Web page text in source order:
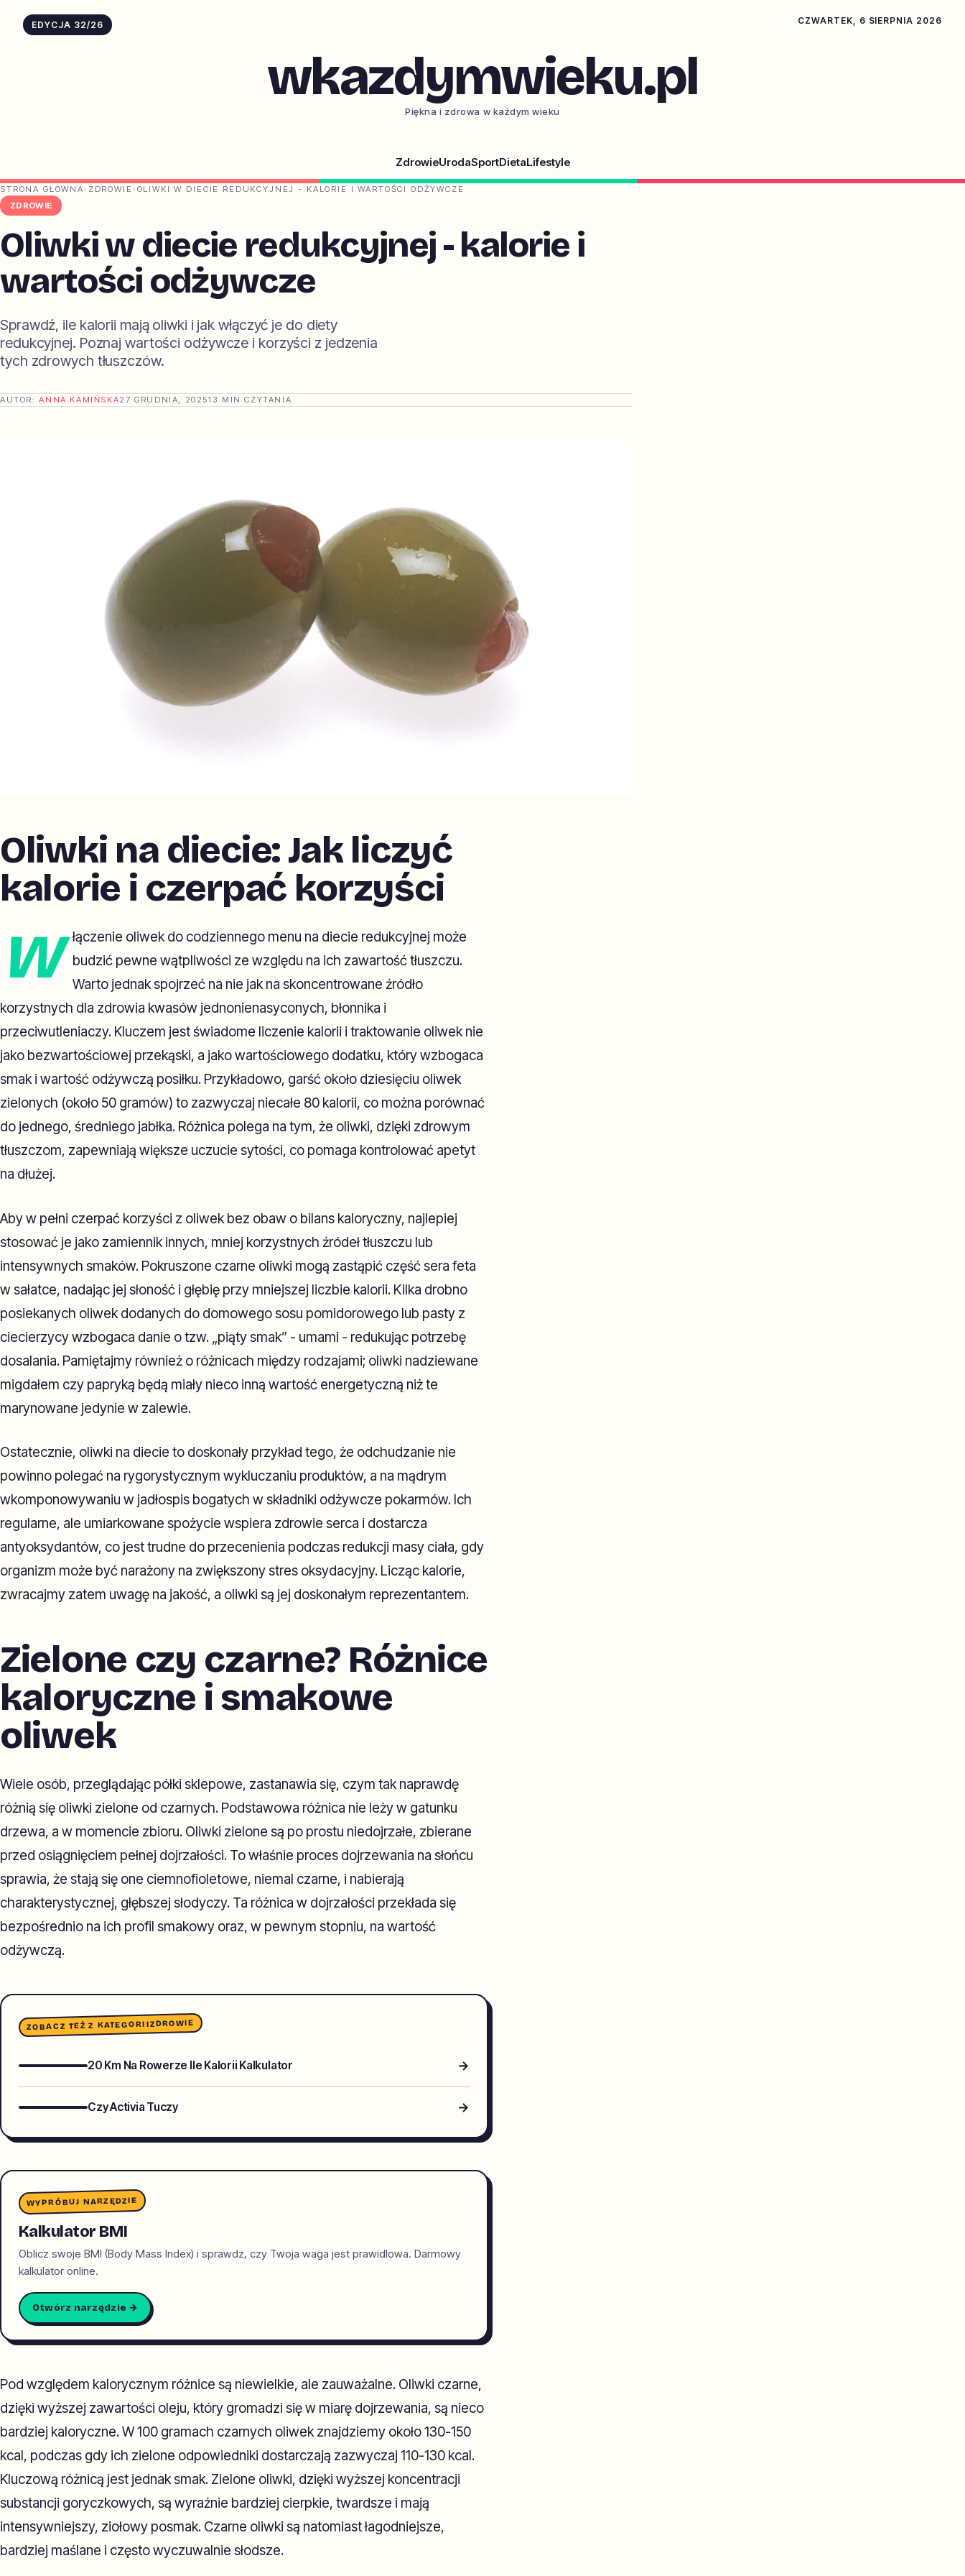
EDYCJA 32/26 CZWARTEK, 6 SIERPNIA 2026
wkazdymwieku.pl
Piękna i zdrowa w każdym wieku
ZdrowieUrodaSportDietaLifestyle
STRONA GŁÓWNA › ZDROWIE › OLIWKI W DIECIE REDUKCYJNEJ - KALORIE I WARTOŚCI ODŻYWCZE
ZDROWIE
Oliwki w diecie redukcyjnej - kalorie i
wartości odżywcze
Sprawdź, ile kalorii mają oliwki i jak włączyć je do diety
redukcyjnej. Poznaj wartości odżywcze i korzyści z jedzenia
tych zdrowych tłuszczów.
AUTOR:ANNA KAMIŃSKA27 GRUDNIA, 202513 MIN CZYTANIA
Oliwki na diecie: Jak liczyć
kalorie i czerpać korzyści
W
łączenie oliwek do codziennego menu na diecie redukcyjnej może
budzić pewne wątpliwości ze względu na ich zawartość tłuszczu.
Warto jednak spojrzeć na nie jak na skoncentrowane źródło
korzystnych dla zdrowia kwasów jednonienasyconych, błonnika i
przeciwutleniaczy. Kluczem jest świadome liczenie kalorii i traktowanie oliwek nie
jako bezwartościowej przekąski, a jako wartościowego dodatku, który wzbogaca
smak i wartość odżywczą posiłku. Przykładowo, garść około dziesięciu oliwek
zielonych (około 50 gramów) to zazwyczaj niecałe 80 kalorii, co można porównać
do jednego, średniego jabłka. Różnica polega na tym, że oliwki, dzięki zdrowym
tłuszczom, zapewniają większe uczucie sytości, co pomaga kontrolować apetyt
na dłużej.
Aby w pełni czerpać korzyści z oliwek bez obaw o bilans kaloryczny, najlepiej
stosować je jako zamiennik innych, mniej korzystnych źródeł tłuszczu lub
intensywnych smaków. Pokruszone czarne oliwki mogą zastąpić część sera feta
w sałatce, nadając jej słoność i głębię przy mniejszej liczbie kalorii. Kilka drobno
posiekanych oliwek dodanych do domowego sosu pomidorowego lub pasty z
ciecierzycy wzbogaca danie o tzw. „piąty smak” - umami - redukując potrzebę
dosalania. Pamiętajmy również o różnicach między rodzajami; oliwki nadziewane
migdałem czy papryką będą miały nieco inną wartość energetyczną niż te
marynowane jedynie w zalewie.
Ostatecznie, oliwki na diecie to doskonały przykład tego, że odchudzanie nie
powinno polegać na rygorystycznym wykluczaniu produktów, a na mądrym
wkomponowywaniu w jadłospis bogatych w składniki odżywcze pokarmów. Ich
regularne, ale umiarkowane spożycie wspiera zdrowie serca i dostarcza
antyoksydantów, co jest trudne do przecenienia podczas redukcji masy ciała, gdy
organizm może być narażony na zwiększony stres oksydacyjny. Licząc kalorie,
zwracajmy zatem uwagę na jakość, a oliwki są jej doskonałym reprezentantem.
Zielone czy czarne? Różnice
kaloryczne i smakowe
oliwek
Wiele osób, przeglądając półki sklepowe, zastanawia się, czym tak naprawdę
różnią się oliwki zielone od czarnych. Podstawowa różnica nie leży w gatunku
drzewa, a w momencie zbioru. Oliwki zielone są po prostu niedojrzałe, zbierane
przed osiągnięciem pełnej dojrzałości. To właśnie proces dojrzewania na słońcu
sprawia, że stają się one ciemnofioletowe, niemal czarne, i nabierają
charakterystycznej, głębszej słodyczy. Ta różnica w dojrzałości przekłada się
bezpośrednio na ich profil smakowy oraz, w pewnym stopniu, na wartość
odżywczą.
ZOBACZ TEŻ Z KATEGORIIZDROWIE
20 Km Na Rowerze Ile Kalorii Kalkulator →
Czy Activia Tuczy →
WYPRÓBUJ NARZĘDZIE
Kalkulator BMI
Oblicz swoje BMI (Body Mass Index) i sprawdz, czy Twoja waga jest prawidlowa. Darmowy
kalkulator online.
Otwórz narzędzie →
Pod względem kalorycznym różnice są niewielkie, ale zauważalne. Oliwki czarne,
dzięki wyższej zawartości oleju, który gromadzi się w miarę dojrzewania, są nieco
bardziej kaloryczne. W 100 gramach czarnych oliwek znajdziemy około 130-150
kcal, podczas gdy ich zielone odpowiedniki dostarczają zazwyczaj 110-130 kcal.
Kluczową różnicą jest jednak smak. Zielone oliwki, dzięki wyższej koncentracji
substancji goryczkowych, są wyraźnie bardziej cierpkie, twardsze i mają
intensywniejszy, ziołowy posmak. Czarne oliwki są natomiast łagodniejsze,
bardziej maślane i często wyczuwalnie słodsze.